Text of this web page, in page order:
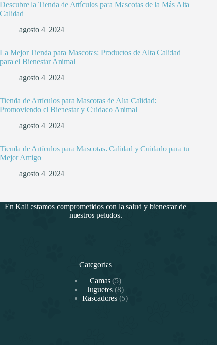
Descubre la Tienda de Artículos para Mascotas de la Más Alta
Calidad
agosto 4, 2024
La Mejor Tienda para Mascotas: Productos de Alta Calidad
para el Bienestar Animal
agosto 4, 2024
Tienda de Artículos para Mascotas de Alta Calidad:
Promoviendo el Bienestar y Cuidado Animal
agosto 4, 2024
Tienda de Artículos para Mascotas: Calidad y Cuidado para tu
Mejor Amigo
agosto 4, 2024
En Kali estamos comprometidos con la salud y bienestar de
nuestros peludos.
Categorias
Camas 55
productos
Juguetes 88
productos
Rascadores 55